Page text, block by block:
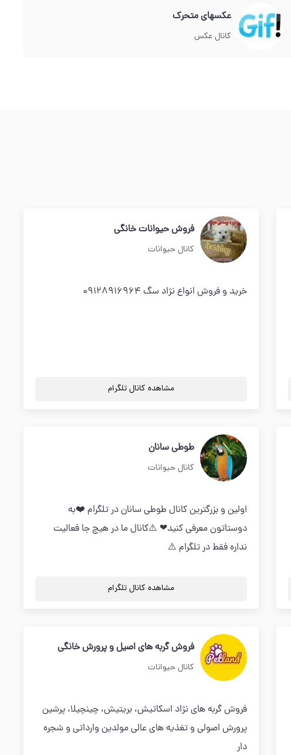
عکسهای متحرک
کانال عکس
فروش حیوانات خانگی
کانال حیوانات
خرید و فروش انواع نژاد سگ 09128916964
مشاهده کانال تلگرام
طوطی سانان
کانال حیوانات
اولین و بزرگترین کانال طوطی سانان در تلگرام ❤️به
دوستاتون معرفی کنید❤ ⚠️کانال ما در هیچ جا فعالیت
نداره فقط در تلگرام ⚠️
مشاهده کانال تلگرام
فروش گربه های اصیل و پرورش خانگی
کانال حیوانات
فروش گربه های نژاد اسکاتیش، بریتیش، چینچیلا، پرشین
پرورش اصولی و تغذیه های عالی مولدین وارداتی و شجره
دار